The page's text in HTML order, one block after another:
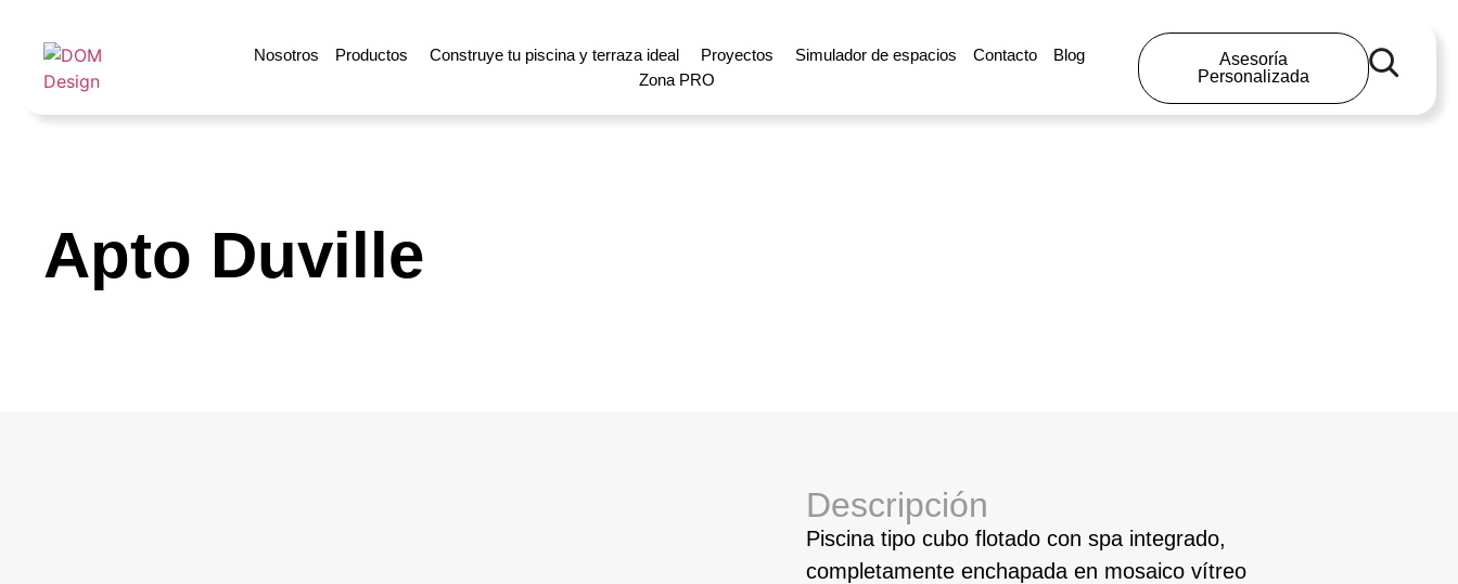
Nosotros Productos Construye tu piscina y terraza ideal Proyectos Simulador de espacios Contacto
Blog
Zona PRO
Asesoría
Personalizada
Apto Duville
Descripción
Piscina tipo cubo flotado con spa integrado,
completamente enchapada en mosaico vítreo